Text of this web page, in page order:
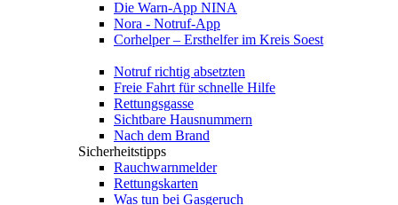
Die Warn-App NINA
Nora - Notruf-App
Corhelper – Ersthelfer im Kreis Soest
Notruf richtig absetzten
Freie Fahrt für schnelle Hilfe
Rettungsgasse
Sichtbare Hausnummern
Nach dem Brand
Sicherheitstipps
Rauchwarnmelder
Rettungskarten
Was tun bei Gasgeruch